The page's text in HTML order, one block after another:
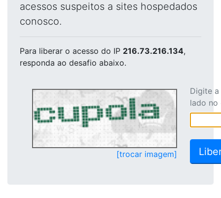
acessos suspeitos a sites hospedados
conosco.
Para liberar o acesso do IP 216.73.216.134,
responda ao desafio abaixo.
[trocar imagem]
Digite
lado no